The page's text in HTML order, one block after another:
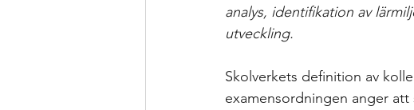
analys, identifikation av
utveckling.
Skolverkets definition av
examensordningen anger